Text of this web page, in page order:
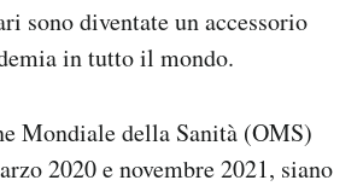
sono diventate un accessorio
in tutto il mondo.
Mondiale della Sanità (OMS)
2020 e novembre 2021, siano